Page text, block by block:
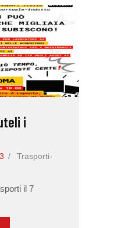
i
Trasporti-
il 7